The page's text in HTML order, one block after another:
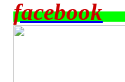
facebook